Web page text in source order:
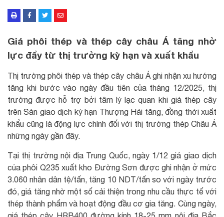
Giá phôi thép và thép cây châu Á tăng nhờ
lực đẩy từ thị trường kỳ hạn và xuất khẩu
Thị trường phôi thép và thép cây châu Á ghi nhận xu hướng
tăng khi bước vào ngày đầu tiên của tháng 12/2025, thị
trường được hỗ trợ bởi tâm lý lạc quan khi giá thép cây
trên Sàn giao dịch kỳ hạn Thượng Hải tăng, đồng thời xuất
khẩu cũng là động lực chính đối với thị trường thép Châu Á
những ngày gần đây.
Tại thị trường nội địa Trung Quốc, ngày 1/12 giá giao dịch
của phôi Q235 xuất kho Đường Sơn được ghi nhận ở mức
3.060 nhân dân tệ/tấn, tăng 10 NDT/tấn so với ngày trước
đó, giá tăng nhờ một số cải thiện trong nhu cầu thực tế với
thép thành phẩm và hoạt động đầu cơ gia tăng. Cùng ngày,